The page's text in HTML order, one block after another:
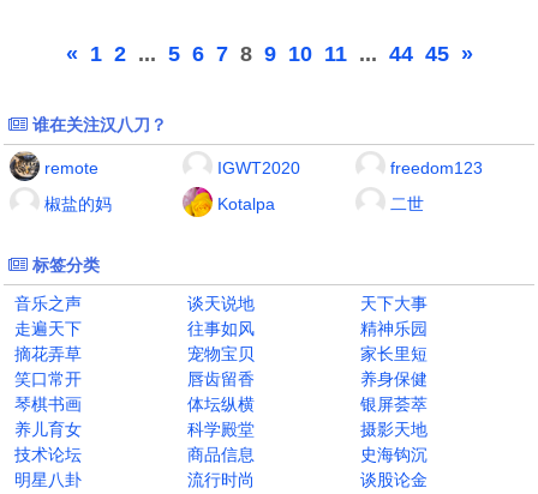
« 1 2 ... 5 6 7 8 9 10 11 ... 44 45 »
谁在关注汉八刀？
remote IGWT2020
freedom123
椒盐的妈
Kotalpa 二世
标签分类
音乐之声
谈天说地
天下大事
走遍天下
往事如风
精神乐园
摘花弄草
宠物宝贝
家长里短
笑口常开
唇齿留香
养身保健
琴棋书画
体坛纵横
银屏荟萃
养儿育女
科学殿堂
摄影天地
技术论坛
商品信息
史海钩沉
明星八卦
流行时尚
谈股论金